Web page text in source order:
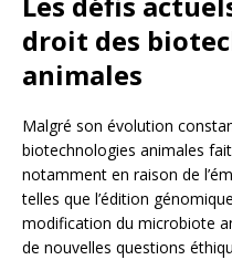
droit des
animales
Malgré son évolution
biotechnologies animales
notamment en raison de
telles que l’édition
modification du microbiote
de nouvelles questions